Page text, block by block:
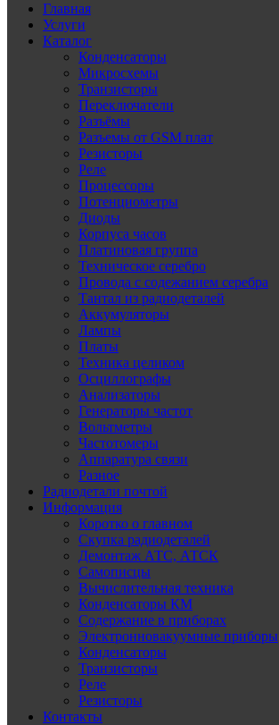
Главная
Услуги
Каталог
Конденсаторы
Микросхемы
Транзисторы
Переключатели
Разъёмы
Разъемы от GSM плат
Резисторы
Реле
Процессоры
Потенциометры
Диоды
Корпуса часов
Платиновая группа
Техническое серебро
Провода с содежанием серебра
Тантал из радиодеталей
Аккумуляторы
Лампы
Платы
Техника целиком
Осциллографы
Анализаторы
Генераторы частот
Вольтметры
Частотомеры
Аппаратура связи
Разное
Радиодетали почтой
Информация
Коротко о главном
Скупка радиодеталей
Демонтаж АТС, АТСК
Самописцы
Вычислительная техника
Конденсаторы КМ
Содержание в приборах
Электронновакуумные приборы
Конденсаторы
Транзисторы
Реле
Резисторы
Контакты